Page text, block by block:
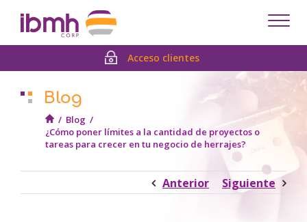
Acceso clientes
Blog
/ Blog /
¿Cómo poner límites a la cantidad de proyectos o
tareas para crecer en tu negocio de herrajes?
Anterior Siguiente